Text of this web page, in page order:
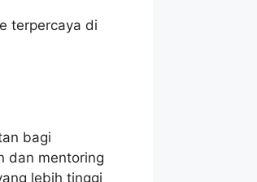
terpercaya di
bagi
dan mentoring
lebih tinggi